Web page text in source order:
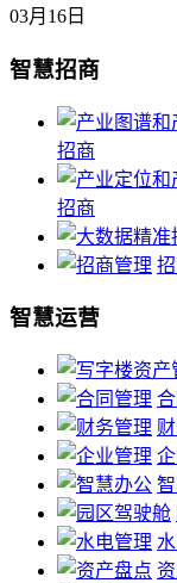
03月16日
智慧招商
招商
招商
智慧运营